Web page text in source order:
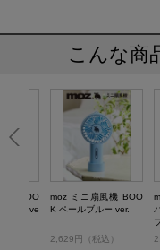
こんな商
機 BOO
レー ve
moz ミニ扇風機 BOO
K ペールブルー ver.
2,629円（税込）